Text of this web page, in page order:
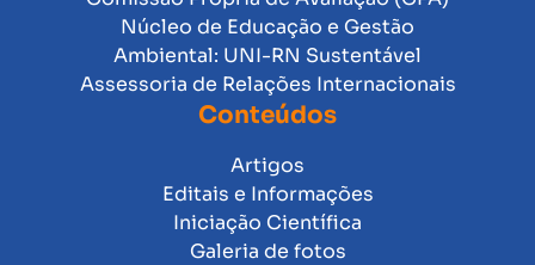
Núcleo de Educação e Gestão
Ambiental: UNI-RN Sustentável
Assessoria de Relações Internacionais
Conteúdos
Artigos
Editais e Informações
Iniciação Científica
Galeria de fotos